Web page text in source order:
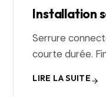
Installation
Serrure
courte durée.
LIRE LA SUITE